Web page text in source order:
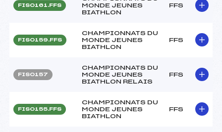
FIS0161.FFS
MONDE JEUNES
BIATHLON
FFS
FIS0159.FFS
CHAMPIONNATS DU
MONDE JEUNES
BIATHLON
FFS
FIS0157
CHAMPIONNATS DU
MONDE JEUNES
BIATHLON RELAIS
FFS
FIS0155.FFS
CHAMPIONNATS DU
MONDE JEUNES
BIATHLON
FFS